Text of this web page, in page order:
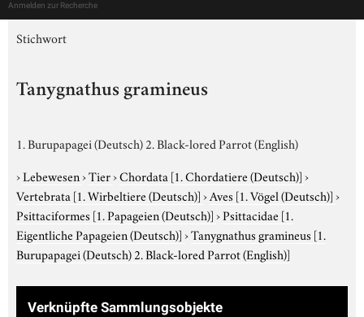
Anmelden zur Recherche
Stichwort
Tanygnathus gramineus
1. Burupapagei (Deutsch) 2. Black-lored Parrot (English)
›Lebewesen›Tier›Chordata [1. Chordatiere (Deutsch)]›
Vertebrata [1. Wirbeltiere (Deutsch)]›Aves [1. Vögel (Deutsch)]›
Psittaciformes [1. Papageien (Deutsch)]›Psittacidae [1.
Eigentliche Papageien (Deutsch)]›Tanygnathus gramineus [1.
Burupapagei (Deutsch) 2. Black-lored Parrot (English)]
Verknüpfte Sammlungsobjekte